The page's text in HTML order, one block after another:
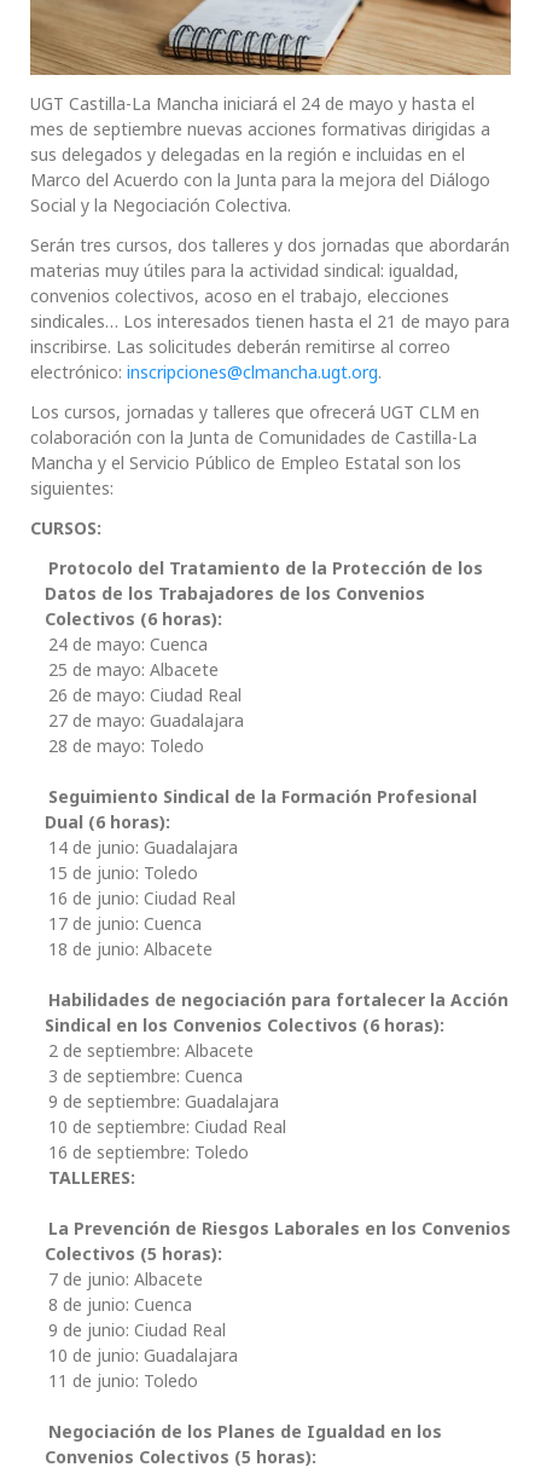
UGT Castilla-La Mancha iniciará el 24 de mayo y hasta el
mes de septiembre nuevas acciones formativas dirigidas a
sus delegados y delegadas en la región e incluidas en el
Marco del Acuerdo con la Junta para la mejora del Diálogo
Social y la Negociación Colectiva.
Serán tres cursos, dos talleres y dos jornadas que abordarán
materias muy útiles para la actividad sindical: igualdad,
convenios colectivos, acoso en el trabajo, elecciones
sindicales… Los interesados tienen hasta el 21 de mayo para
inscribirse. Las solicitudes deberán remitirse al correo
electrónico: inscripciones@clmancha.ugt.org.
Los cursos, jornadas y talleres que ofrecerá UGT CLM en
colaboración con la Junta de Comunidades de Castilla-La
Mancha y el Servicio Público de Empleo Estatal son los
siguientes:
CURSOS:
Protocolo del Tratamiento de la Protección de los
Datos de los Trabajadores de los Convenios
Colectivos (6 horas):
24 de mayo: Cuenca
25 de mayo: Albacete
26 de mayo: Ciudad Real
27 de mayo: Guadalajara
28 de mayo: Toledo
Seguimiento Sindical de la Formación Profesional
Dual (6 horas):
14 de junio: Guadalajara
15 de junio: Toledo
16 de junio: Ciudad Real
17 de junio: Cuenca
18 de junio: Albacete
Habilidades de negociación para fortalecer la Acción
Sindical en los Convenios Colectivos (6 horas):
2 de septiembre: Albacete
3 de septiembre: Cuenca
9 de septiembre: Guadalajara
10 de septiembre: Ciudad Real
16 de septiembre: Toledo
TALLERES:
La Prevención de Riesgos Laborales en los Convenios
Colectivos (5 horas):
7 de junio: Albacete
8 de junio: Cuenca
9 de junio: Ciudad Real
10 de junio: Guadalajara
11 de junio: Toledo
Negociación de los Planes de Igualdad en los
Convenios Colectivos (5 horas):